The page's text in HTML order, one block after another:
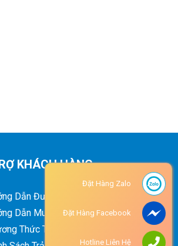
KHÁCH HÀNG
Dẫn Đường Đi
Dẫn Mua Hàng
Thức Thanh Toán
Đặt Hàng Zalo
Đặt Hàng Facebook
Hotline Liên Hệ